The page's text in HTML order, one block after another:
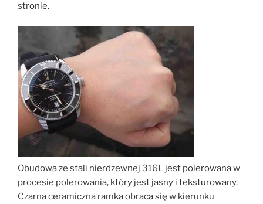
stronie.
Obudowa ze stali nierdzewnej 316L jest polerowana w
procesie polerowania, który jest jasny i teksturowany.
Czarna ceramiczna ramka obraca się w kierunku